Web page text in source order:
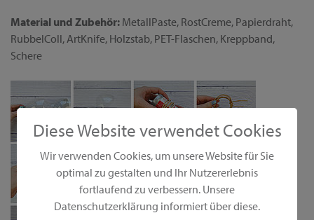
Diese Website verwendet Cookies
Wir verwenden Cookies, um unsere Website für Sie
optimal zu gestalten und Ihr Nutzererlebnis
fortlaufend zu verbessern. Unsere
Datenschutzerklärung informiert über diese.
Material und Zubehör: MetallPaste, RostCreme, Papierdraht,
RubbelColl, ArtKnife, Holzstab, PET-Flaschen, Kreppband,
Schere